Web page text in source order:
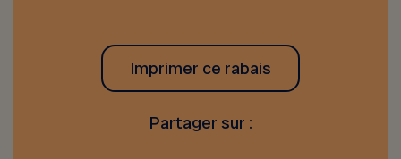
Imprimer ce rabais
Partager sur :